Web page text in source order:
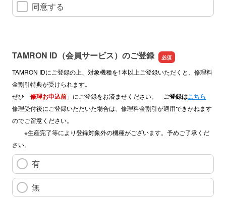
同意する
TAMRON ID（会員サービス）のご登録
TAMRON IDにご登録の上、対象機種を1本以上ご登録いただくと、修理料
金割引特典が受けられます。
ぜひ「修理お申込前 」にご登録をお済ませください。 ご登録はこちら
修理受付後にご登録いただいた場合は、修理料金割引が適用できかねます
のでご留意ください。
※生産完了等により登録対象外の機種がございます。予めご了承くだ
さい。
有
無